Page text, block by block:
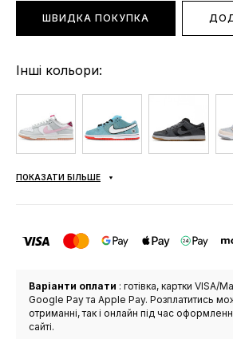
ШВИДКА ПОКУПКА
Інші кольори:
ПОКАЗАТИ БІЛЬШЕ
Варіанти оплати : готівка, картки VISA/
Google Pay та Apple Pay. Розплатитись
отриманні, так і онлайн під час
сайті.